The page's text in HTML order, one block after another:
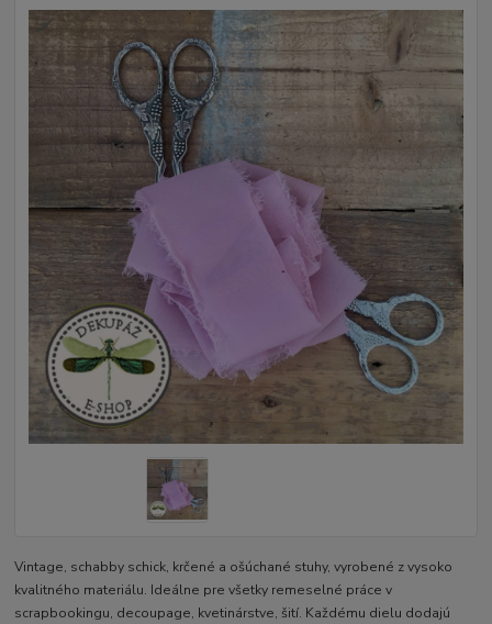
Vintage, schabby schick, krčené a ošúchané stuhy, vyrobené z vysoko
kvalitného materiálu. Ideálne pre všetky remeselné práce v
scrapbookingu, decoupage, kvetinárstve, šití. Každému dielu dodajú